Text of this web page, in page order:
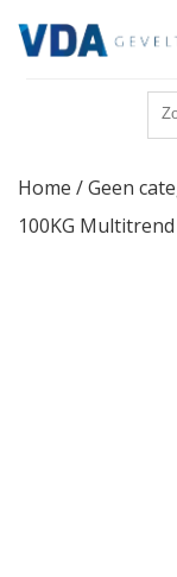
Reparatie
Home /Geen
100KG